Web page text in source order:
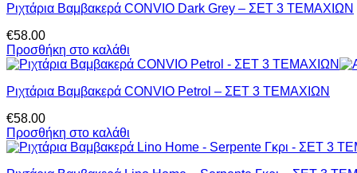
Ριχτάρια Βαμβακερά CONVIO Dark Grey – ΣΕΤ 3 ΤΕΜΑΧΙΩΝ
€58.00
Προσθήκη στο καλάθι
Ριχτάρια Βαμβακερά CONVIO Petrol – ΣΕΤ 3 ΤΕΜΑΧΙΩΝ
€58.00
Προσθήκη στο καλάθι